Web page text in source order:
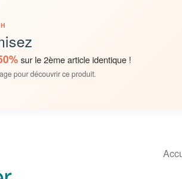
sur le 2ème article identique !
pour découvrir ce produit.